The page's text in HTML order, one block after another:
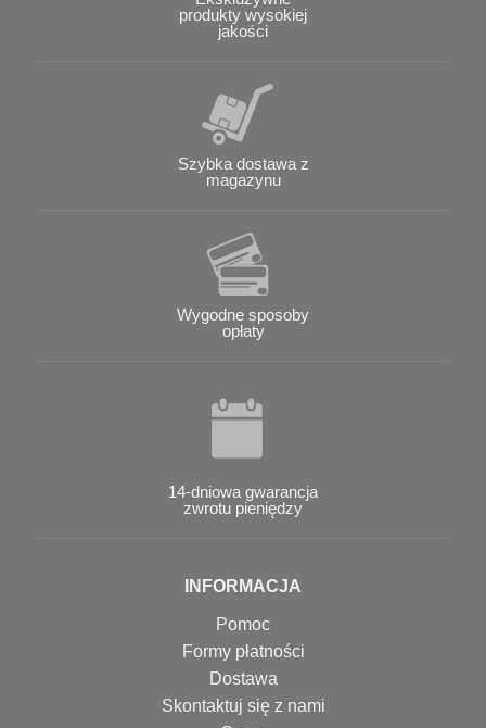
produkty wysokiej
jakości
Szybka dostawa z
magazynu
Wygodne sposoby
opłaty
14-dniowa gwarancja
zwrotu pieniędzy
INFORMACJA
Pomoc
Formy płatności
Dostawa
Skontaktuj się z nami